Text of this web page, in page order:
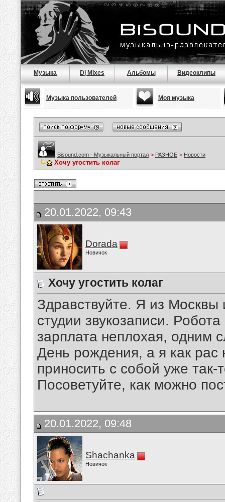
Музыка Dj Mixes Альбомы Видеоклипы
Музыка пользователей Моя музыка
Bisound.com - Музыкальный портал > РАЗНОЕ > Новости
Хочу угостить колаг
20.01.2022, 09:43
Dorada
Новичок
Хочу угостить колаг
Здравствуйте. Я из Москвы
студии звукозаписи.
зарплата неплохая, одним
День рождения, а я как рас
приносить с собой уже
Посоветуйте, как можно
20.01.2022, 09:48
Shachanka
Новичок